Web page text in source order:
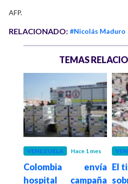
AFP.
RELACIONADO: #Nicolás Maduro
TEMAS
VENEZUELA Hace 1 mes
Colombia envía
hospital campaña
El